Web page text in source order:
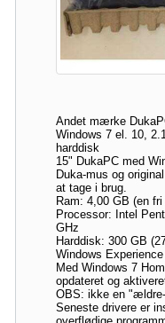
Andet mærke
Windows 7 el. 10,
harddisk
15" DukaPC med
Duka-mus og
at tage i brug.
Ram: 4,00 GB (en
Processor: Intel
GHz
Harddisk: 300 GB
Windows
Med Windows 7
opdateret og
OBS: ikke en
Seneste drivere er